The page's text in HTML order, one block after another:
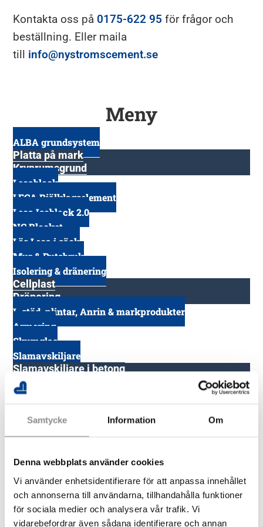
Samtycke Information Om
Denna webbplats använder cookies
Vi använder enhetsidentifierare för att anpassa innehållet
och annonserna till användarna, tillhandahålla funktioner
för sociala medier och analysera vår trafik. Vi
vidarebefordrar även sådana identifierare och annan
Kontakta oss på 0175-622 95 för frågor och
beställning. Eller maila
till info@nystromscement.se
Meny
ALBA grundsystem
Platta på mark
Kryprumsgrund
Lecablock
LECA Bjälklagselement
Leca Isoblock 2.0
NC Blocket
Lös Leca i säck
Mur & Putsbruk
Isolering & dränering
Cellplast
Dränering
L-stöd, plintar, Anrin & markprodukter
Armering
Skumglas
Slamavskiljare
Slamavskiljare i betong
Tillbehör slamavskiljare
Rör- & brunnsringar
Markavoppsrör – väggtrummor och delar av PVC
Dränering – Kabel – Polyetenrör & Plastfolie
Skorstenar
Rondo + modulskorsten
Teknisk information
ALBA grundsystem